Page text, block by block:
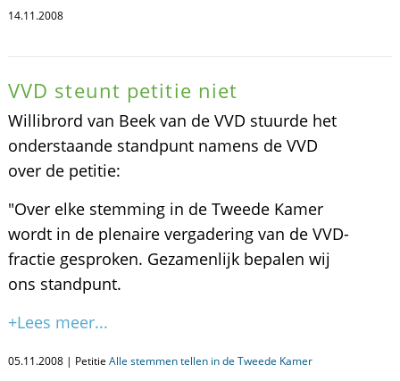
14.11.2008
VVD steunt petitie niet
Willibrord van Beek van de VVD stuurde het
onderstaande standpunt namens de VVD
over de petitie:
"Over elke stemming in de Tweede Kamer
wordt in de plenaire vergadering van de VVD-
fractie gesproken. Gezamenlijk bepalen wij
ons standpunt.
+Lees meer...
05.11.2008 | Petitie Alle stemmen tellen in de Tweede Kamer